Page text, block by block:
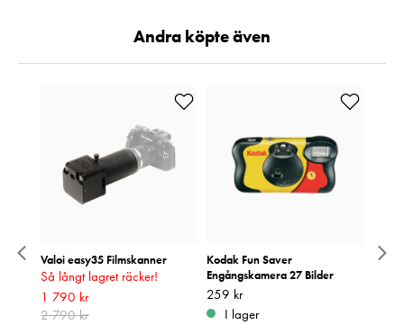
Andra köpte även
Valoi easy35 Filmskanner
Så långt lagret räcker!
Nuvarande pris
1 790 krTidigare pris
1 790 kr
2 790 kr
Kodak Fun Saver
Engångskamera 27 Bilder
Pris: 259 kr
259 kr
I lager